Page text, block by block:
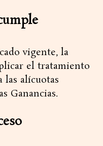
vigente, la
el tratamiento
las alícuotas
Ganancias.